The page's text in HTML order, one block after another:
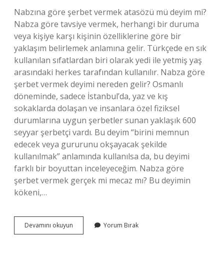
Nabzına göre şerbet vermek atasözü mü deyim mi?
Nabza göre tavsiye vermek, herhangi bir duruma
veya kişiye karşı kişinin özelliklerine göre bir
yaklaşım belirlemek anlamına gelir. Türkçede en sık
kullanılan sıfatlardan biri olarak yedi ile yetmiş yaş
arasındaki herkes tarafından kullanılır. Nabza göre
şerbet vermek deyimi nereden gelir? Osmanlı
döneminde, sadece İstanbul’da, yaz ve kış
sokaklarda dolaşan ve insanlara özel fiziksel
durumlarına uygun şerbetler sunan yaklaşık 600
seyyar şerbetçi vardı. Bu deyim “birini memnun
edecek veya gururunu okşayacak şekilde
kullanılmak” anlamında kullanılsa da, bu deyimi
farklı bir boyuttan inceleyeceğim. Nabza göre
şerbet vermek gerçek mi mecaz mı? Bu deyimin
kökeni,…
Devamını okuyun
Göre
Yorum Bırak